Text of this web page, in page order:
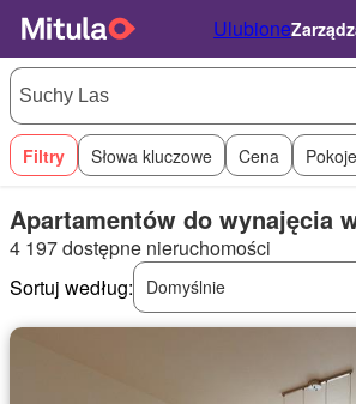
Ulubione
Filtry Słowa kluczowe Cena Pokoje
Apartamentów do wynajęcia
4 197 dostępne nieruchomości
Sortuj według:
Domyślnie